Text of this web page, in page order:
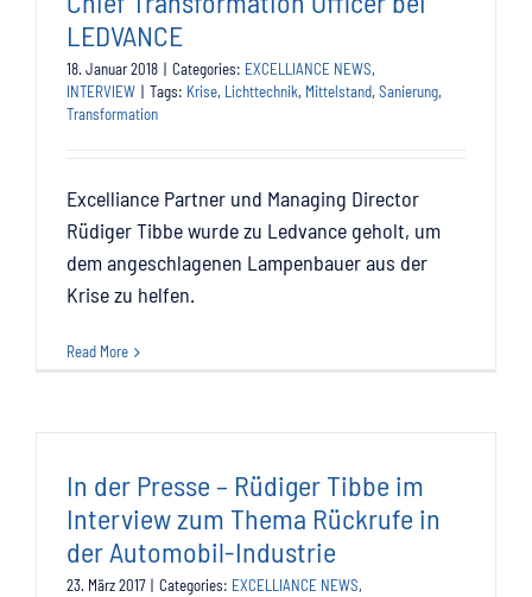
LEDVANCE
18. Januar 2018 | Categories: EXCELLIANCE NEWS,
INTERVIEW | Tags: Krise, Lichttechnik, Mittelstand, Sanierung,
Transformation
Excelliance Partner und Managing Director
Rüdiger Tibbe wurde zu Ledvance geholt, um
dem angeschlagenen Lampenbauer aus der
Krise zu helfen.
Read More
In der Presse – Rüdiger Tibbe im
Interview zum Thema Rückrufe in
der Automobil-Industrie
23. März 2017 | Categories: EXCELLIANCE NEWS,